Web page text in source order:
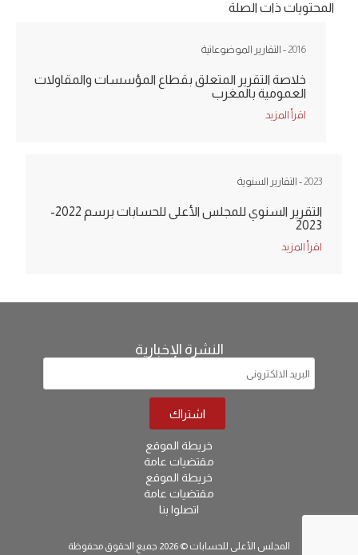
المحتويات ذات الصلة
2016- التقارير الموضوعاتية
خلاصة التقرير المتعلق بقطاع المؤسسات والمقاولات
العمومية بالمغرب
اقرأ المزيد
2023- التقارير السنوية
التقرير السنوي للمجلس الأعلى للحسابات برسم 2022-
2023
اقرأ المزيد
النشرة الإخبارية
خريطة الموقع
مقتضيات عامة
خريطة الموقع
مقتضيات عامة
اتصلوا بنا
المجلس الأعلى للحسابات © 2026 جميع الحقوق محفوظة